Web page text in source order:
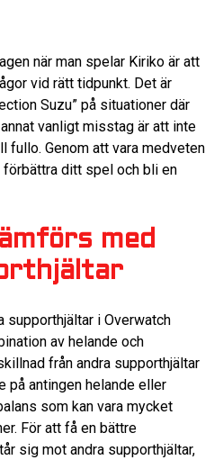
när man spelar Kiriko är att
vid rätt tidpunkt. Det är
Suzu” på situationer där
vanligt misstag är att inte
fullo. Genom att vara medveten
ditt spel och bli en
med
supporthjältar i Overwatch
av helande och
från andra supporthjältar
på antingen helande eller
som kan vara mycket
För att få en bättre
sig mot andra supporthjältar,